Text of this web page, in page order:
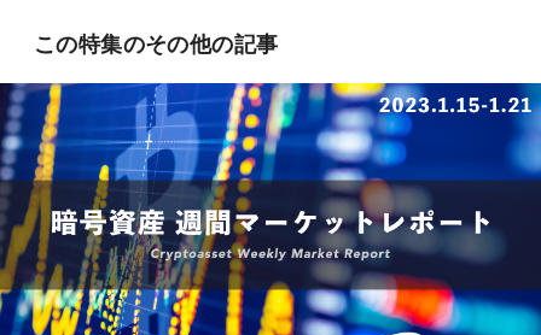
この特集のその他の記事